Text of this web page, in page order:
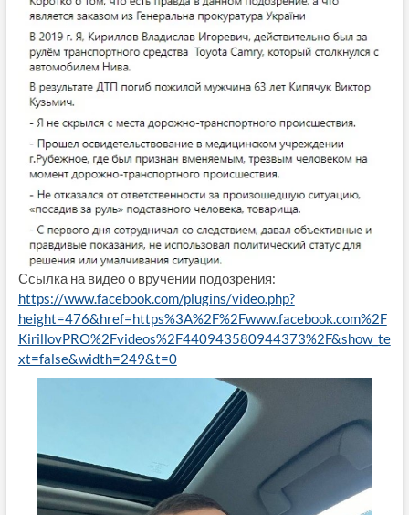
Ссылка на видео о вручении подозрения:
https://www.facebook.com/plugins/video.php?
height=476&href=https%3A%2F%2Fwww.facebook.com%2F
KirillovPRO%2Fvideos%2F440943580944373%2F&show_te
xt=false&width=249&t=0